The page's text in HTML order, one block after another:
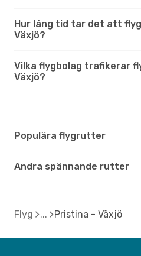
Hur lång tid tar det att
Växjö?
Vilka flygbolag trafikerar
Växjö?
Populära flygrutter
Andra spännande rutter
Flyg Pristina - Växjö